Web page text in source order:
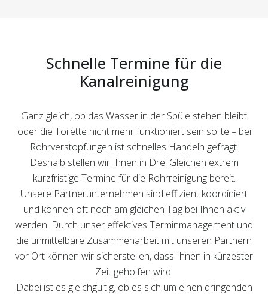
Schnelle Termine für die
Kanalreinigung
Ganz gleich, ob das Wasser in der Spüle stehen bleibt
oder die Toilette nicht mehr funktioniert sein sollte – bei
Rohrverstopfungen ist schnelles Handeln gefragt.
Deshalb stellen wir Ihnen in Drei Gleichen extrem
kurzfristige Termine für die Rohrreinigung bereit.
Unsere Partnerunternehmen sind effizient koordiniert
und können oft noch am gleichen Tag bei Ihnen aktiv
werden. Durch unser effektives Terminmanagement und
die unmittelbare Zusammenarbeit mit unseren Partnern
vor Ort können wir sicherstellen, dass Ihnen in kürzester
Zeit geholfen wird.
Dabei ist es gleichgültig, ob es sich um einen dringenden